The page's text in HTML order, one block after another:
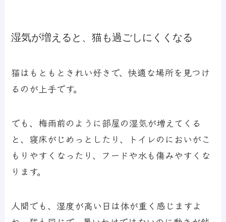
湿気が増えると、猫も過ごしにくくなる
猫はもともときれい好きで、快適な場所を見つけ
るのが上手です。
でも、梅雨前のように部屋の湿気が増えてくる
と、寝床がじめっとしたり、トイレのにおいがこ
もりやすくなったり、フードや水も傷みやすくな
ります。
人間でも、湿度が高い日は体が重く感じますよ